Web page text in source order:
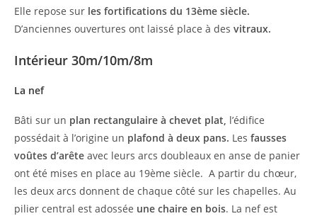
Elle repose sur les fortifications du 13ème siècle.
D’anciennes ouvertures ont laissé place à des vitraux.
Intérieur 30m/10m/8m
La nef
Bâti sur un plan rectangulaire à chevet plat, l’édifice
possédait à l’origine un plafond à deux pans. Les fausses
voûtes d’arête avec leurs arcs doubleaux en anse de panier
ont été mises en place au 19ème siècle. A partir du chœur,
les deux arcs donnent de chaque côté sur les chapelles. Au
pilier central est adossée une chaire en bois. La nef est